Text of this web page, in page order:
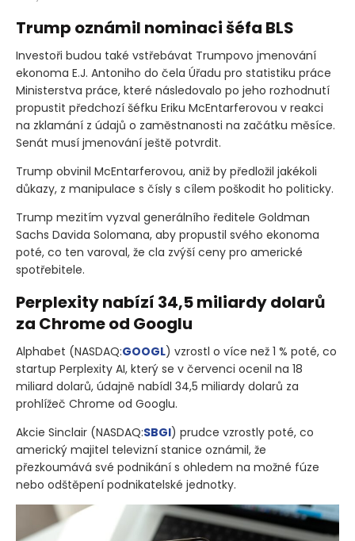
Trump oznámil nominaci šéfa BLS
Investoři budou také vstřebávat Trumpovo jmenování
ekonoma E.J. Antoniho do čela Úřadu pro statistiku práce
Ministerstva práce, které následovalo po jeho rozhodnutí
propustit předchozí šéfku Eriku McEntarferovou v reakci
na zklamání z údajů o zaměstnanosti na začátku měsíce.
Senát musí jmenování ještě potvrdit.
Trump obvinil McEntarferovou, aniž by předložil jakékoli
důkazy, z manipulace s čísly s cílem poškodit ho politicky.
Trump mezitím vyzval generálního ředitele Goldman
Sachs Davida Solomana, aby propustil svého ekonoma
poté, co ten varoval, že cla zvýší ceny pro americké
spotřebitele.
Perplexity nabízí 34,5 miliardy dolarů
za Chrome od Googlu
Alphabet (NASDAQ:GOOGL) vzrostl o více než 1 % poté, co
startup Perplexity AI, který se v červenci ocenil na 18
miliard dolarů, údajně nabídl 34,5 miliardy dolarů za
prohlížeč Chrome od Googlu.
Akcie Sinclair (NASDAQ:SBGI) prudce vzrostly poté, co
americký majitel televizní stanice oznámil, že
přezkoumává své podnikání s ohledem na možné fúze
nebo odštěpení podnikatelské jednotky.